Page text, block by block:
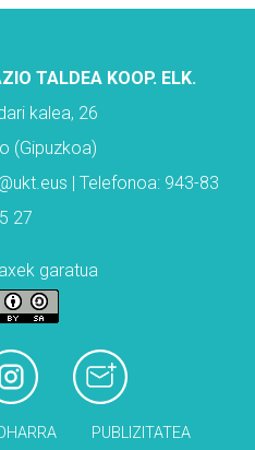
TALDEA KOOP. ELK.
kalea, 26
(Gipuzkoa)
| Telefonoa: 943-83
27
garatua
PUBLIZITATEA